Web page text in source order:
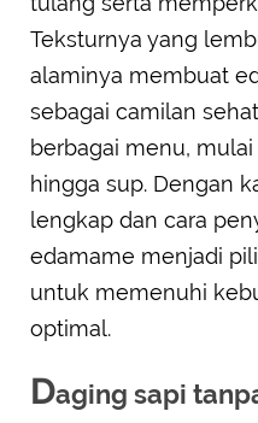
Teksturnya yang
alaminya membuat
sebagai camilan
berbagai menu,
hingga sup. Dengan
lengkap dan cara
edamame menjadi
untuk memenuhi
optimal.
Daging sapi